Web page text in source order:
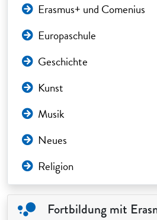
Erasmus+ und Comenius
Europaschule
Geschichte
Kunst
Musik
Neues
Religion
Fortbildung mit